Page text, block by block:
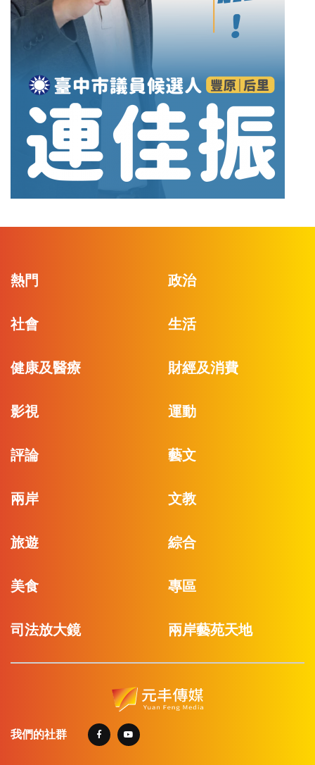
熱門 政治
社會 生活
健康及醫療 財經及消費
影視 運動
評論 藝文
兩岸 文教
旅遊 綜合
美食 專區
司法放大鏡 兩岸藝苑天地
我們的社群